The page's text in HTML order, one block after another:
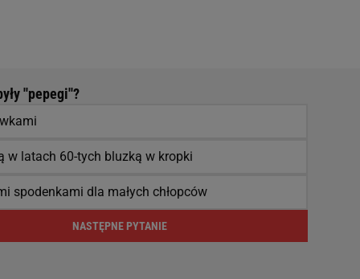
''pepegi''?
w latach 60-tych bluzką w kropki
spodenkami dla małych chłopców
NASTĘPNE PYTANIE